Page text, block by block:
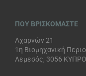
ΠΟΥ ΒΡΙΣΚΟΜΑΣΤΕ
Αχαρνών 21
1η Βιομηχανική
Λεμεσός, 3056